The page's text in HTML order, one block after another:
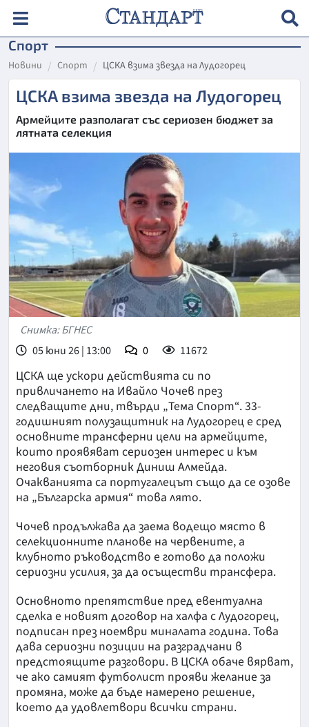
Спорт
Новини Спорт ЦСКА взима звезда на Лудогорец
ЦСКА взима звезда на Лудогорец
Армейците разполагат със сериозен бюджет за
лятната селекция
Снимка: БГНЕС
05 юни 26 | 13:00
0 11672
ЦСКА ще ускори действията си по
привличането на Ивайло Чочев през
следващите дни, твърди „Тема Спорт“. 33-
годишният полузащитник на Лудогорец е сред
основните трансферни цели на армейците,
които проявяват сериозен интерес и към
неговия съотборник Диниш Алмейда.
Очакванията са португалецът също да се озове
на „Българска армия“ това лято.
Чочев продължава да заема водещо място в
селекционните планове на червените, а
клубното ръководство е готово да положи
сериозни усилия, за да осъществи трансфера.
Основното препятствие пред евентуална
сделка е новият договор на халфа с Лудогорец,
подписан през ноември миналата година. Това
дава сериозни позиции на разградчани в
предстоящите разговори. В ЦСКА обаче вярват,
че ако самият футболист прояви желание за
промяна, може да бъде намерено решение,
което да удовлетвори всички страни.